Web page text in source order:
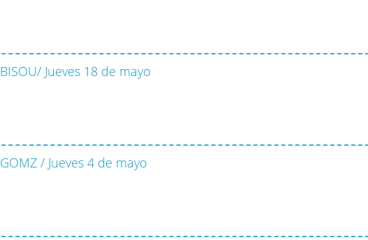
BISOU/ Jueves 18 de mayo
GOMZ / Jueves 4 de mayo